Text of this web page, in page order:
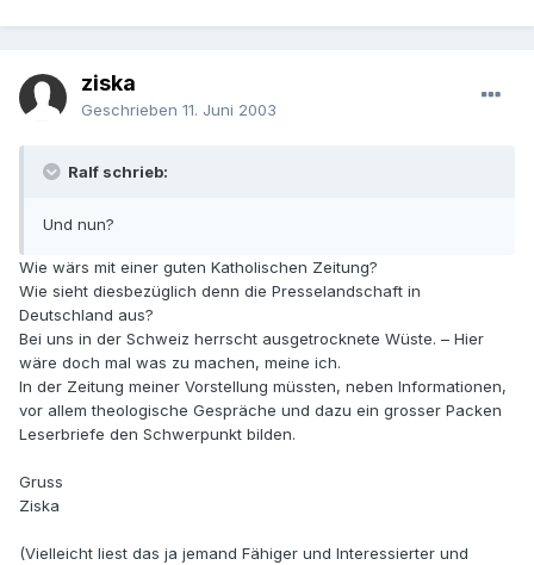
ziska
Geschrieben 11. Juni 2003
Ralf schrieb:
Und nun?
Wie wärs mit einer guten Katholischen Zeitung?
Wie sieht diesbezüglich denn die Presselandschaft in
Deutschland aus?
Bei uns in der Schweiz herrscht ausgetrocknete Wüste. – Hier
wäre doch mal was zu machen, meine ich.
In der Zeitung meiner Vorstellung müssten, neben Informationen,
vor allem theologische Gespräche und dazu ein grosser Packen
Leserbriefe den Schwerpunkt bilden.
Gruss
Ziska
(Vielleicht liest das ja jemand Fähiger und Interessierter und